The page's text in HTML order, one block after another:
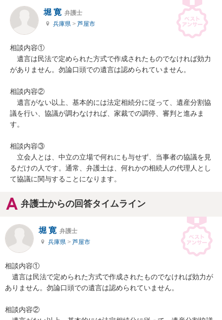
堀 寛 弁護士
兵庫県 > 芦屋市
相談内容①
遺言は民法で定められた方式で作成されたものでなければ効力
がありません。勿論口頭での遺言は認められていません。
相談内容②
遺言がない以上、基本的には法定相続分に従って、遺産分割協
議を行い、協議が調わなければ、家裁での調停、審判と進みま
す。
相談内容③
立会人とは、中立の立場で何れにも与せず、当事者の協議を見
るだけの人です。通常、弁護士は、何れかの相続人の代理人とし
て協議に関与することになります。
弁護士からの回答タイムライン
堀 寛 弁護士
兵庫県 > 芦屋市
相談内容①
遺言は民法で定められた方式で作成されたものでなければ効力が
ありません。勿論口頭での遺言は認められていません。
相談内容②